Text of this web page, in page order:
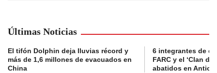
Últimas Noticias
El tifón Dolphin deja lluvias récord y
más de 1,6 millones de evacuados en
China
6 integrantes de
FARC y el ‘Clan
abatidos en